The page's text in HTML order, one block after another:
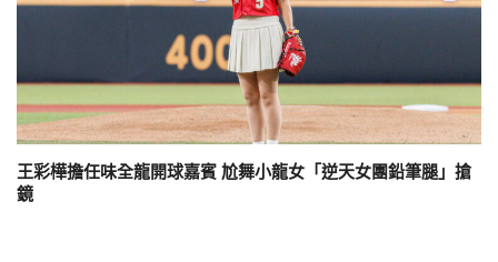
王彩樺擔任味全龍開球嘉賓 尬舞小龍女「逆天女團鉛筆腿」搶
鏡